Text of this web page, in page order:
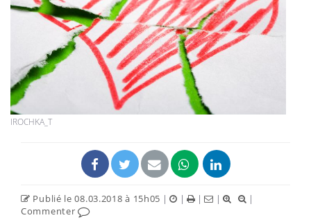
IROCHKA_T
Publié le 08.03.2018 à 15h05 | | | |
|
Commenter